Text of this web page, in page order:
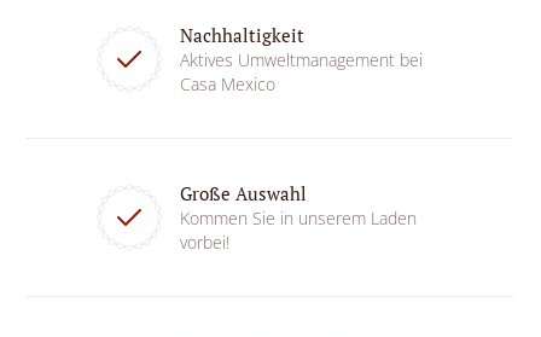
Nachhaltigkeit
Aktives Umweltmanagement bei
Casa Mexico
Große Auswahl
Kommen Sie in unserem Laden
vorbei!